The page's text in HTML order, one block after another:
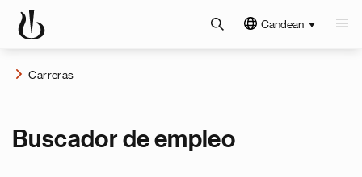
Candean
Carreras
Buscador de empleo